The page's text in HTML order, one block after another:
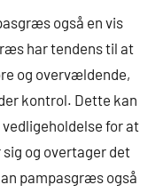
også en vis
har tendens til at
og overvældende,
kontrol. Dette kan
for at
og overtager det
pampasgræs også